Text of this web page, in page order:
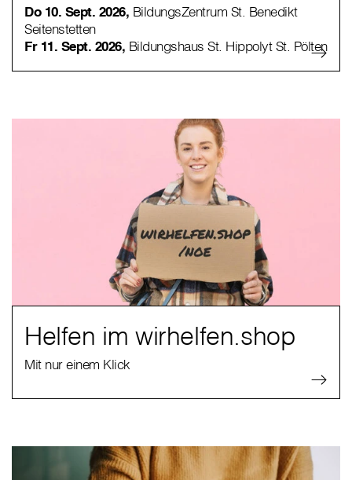
Do 10. Sept. 2026, BildungsZentrum St. Benedikt
Seitenstetten
Fr 11. Sept. 2026, Bildungshaus St. Hippolyt St. Pölten
Helfen im wirhelfen.shop
Mit nur einem Klick